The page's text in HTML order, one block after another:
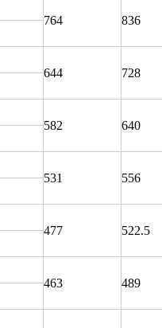
764
836
644
728
582
640
531
556
477
522.5
463
489